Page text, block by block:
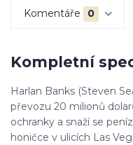
Komentáře 0
Kompletní
Harlan Banks (Steven
převozu 20 milionů
ochranky a snaží se
honičce v ulicích Las